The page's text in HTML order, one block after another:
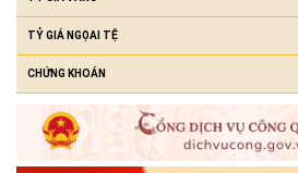
TỶ GIÁ NGỌAI TỆ
CHỨNG KHOÁN